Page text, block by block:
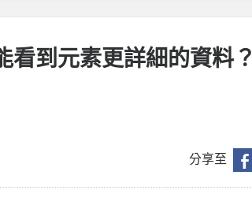
到元素更詳細的資料？
分享至